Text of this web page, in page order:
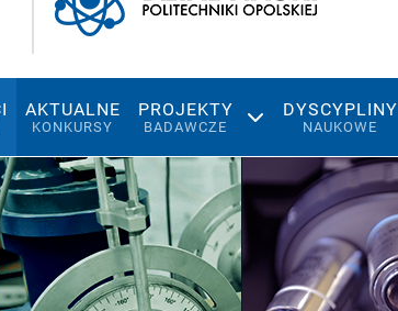
AKTUALNE
KONKURSY
PROJEKTY
BADAWCZE
DYSCYPLINY
NAUKOWE